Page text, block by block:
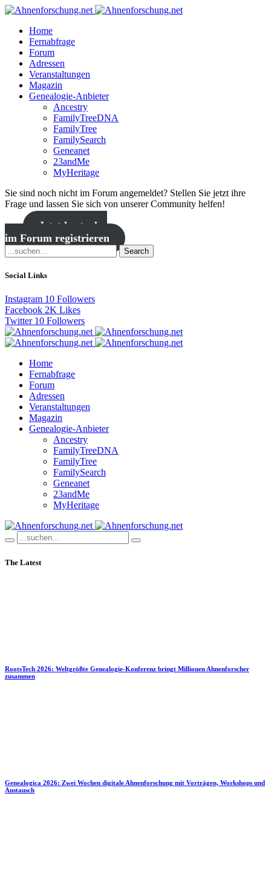
Home
Fernabfrage
Forum
Adressen
Veranstaltungen
Magazin
Genealogie-Anbieter
Ancestry
FamilyTreeDNA
FamilyTree
FamilySearch
Geneanet
23andMe
MyHeritage
Sie sind noch nicht im Forum angemeldet? Stellen Sie jetzt ihre
Frage und lassen Sie sich von unserer Community helfen!
Jetzt kostenlos
im Forum registrieren
Search
Social Links
Instagram 10 Followers
Facebook 2K Likes
Twitter 10 Followers
Home
Fernabfrage
Forum
Adressen
Veranstaltungen
Magazin
Genealogie-Anbieter
Ancestry
FamilyTreeDNA
FamilyTree
FamilySearch
Geneanet
23andMe
MyHeritage
The Latest
RootsTech 2026: Weltgrößte Genealogie-Konferenz bringt Millionen Ahnenforscher
zusammen
Genealogica 2026: Zwei Wochen digitale Ahnenforschung mit Vorträgen, Workshops und
Austausch